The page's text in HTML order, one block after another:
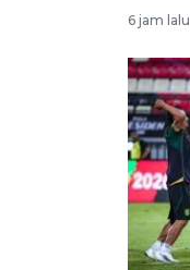
6 jam lalu